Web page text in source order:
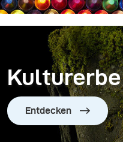
Entdecken